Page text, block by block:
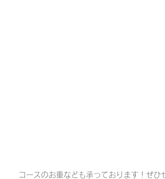
コースのお重など も承っております！ぜひ